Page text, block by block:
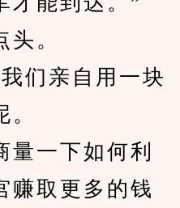
。
亲自用一块
一下如何利
赚取更多的钱